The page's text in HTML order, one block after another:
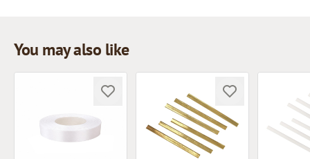
You may also like